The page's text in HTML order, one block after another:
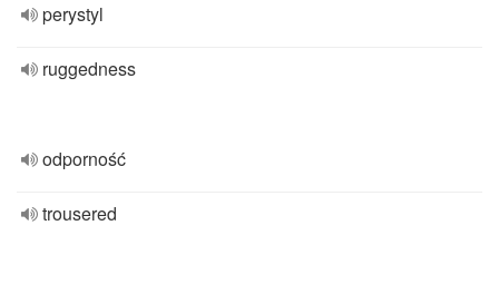
perystyl
ruggedness
odporność
trousered